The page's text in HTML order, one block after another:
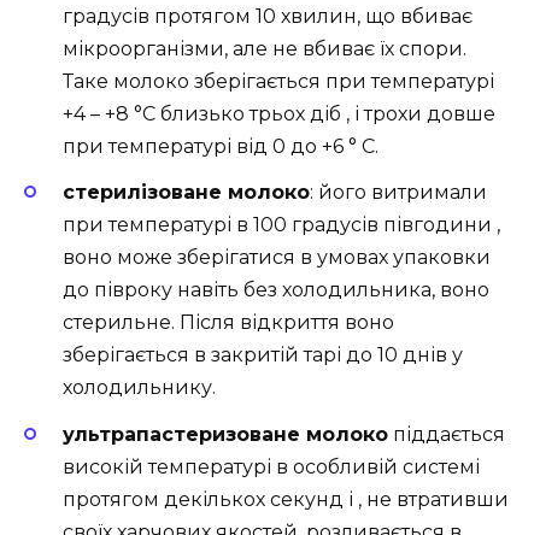
градусів протягом 10 хвилин, що вбиває
мікроорганізми, але не вбиває їх спори.
Таке молоко зберігається при температурі
+4 – +8 °С близько трьох діб , і трохи довше
при температурі від 0 до +6 ° С.
стерилізоване молоко: його витримали
при температурі в 100 градусів півгодини ,
воно може зберігатися в умовах упаковки
до півроку навіть без холодильника, воно
стерильне. Після відкриття воно
зберігається в закритій тарі до 10 днів у
холодильнику.
ультрапастеризоване молоко піддається
високій температурі в особливій системі
протягом декількох секунд і , не втративши